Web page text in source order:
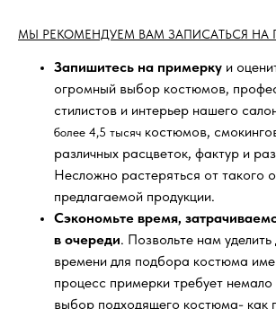
МЫ РЕКОМЕНДУЕМ ВАМ ЗАПИСАТЬСЯ НА
Запишитесь на примерку и
огромный выбор костюмов,
стилистов и интерьер нашего
более 4,5 тысяч костюмов,
различных расцветок, фактур и
Несложно растеряться от такого
предлагаемой продукции.
Сэкономьте время,
в очереди. Позвольте нам
времени для подбора костюма
процесс примерки требует
выбор подходящего костюма- как